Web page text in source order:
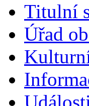
Titulní
Úřad